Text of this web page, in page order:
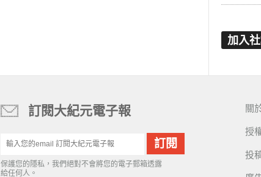
加入
訂閱大紀元電子報
保護您的隱私，我們絕對不會將您的電子郵箱透露
給任何人。
關
授
投